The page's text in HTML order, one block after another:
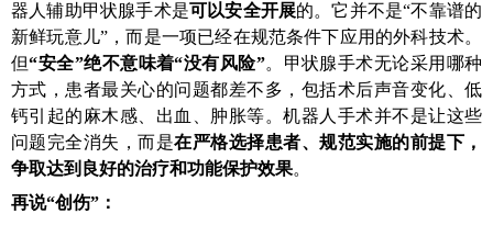
器人辅助甲状腺手术是可以安全开展的。它并不是“不靠谱的
新鲜玩意儿”，而是一项已经在规范条件下应用的外科技术。
但“安全”绝不意味着“没有风险”。甲状腺手术无论采用哪种
方式，患者最关心的问题都差不多，包括术后声音变化、低
钙引起的麻木感、出血、肿胀等。机器人手术并不是让这些
问题完全消失，而是在严格选择患者、规范实施的前提下，
争取达到良好的治疗和功能保护效果。
再说“创伤” ：